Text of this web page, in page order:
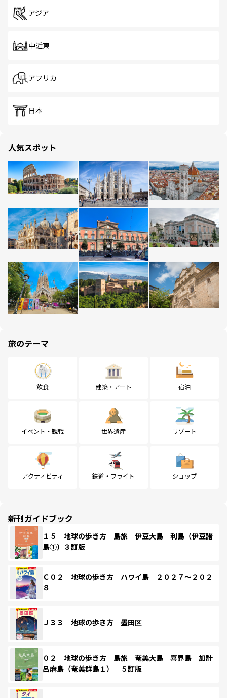
アジア
中近東
アフリカ
日本
人気スポット
旅のテーマ
飲食 建築・アート 宿泊
イベント・観戦 世界遺産 リゾート
アクティビティ 鉄道・フライト ショップ
新刊ガイドブック
１５ 地球の歩き方 島旅 伊豆大島 利島（伊豆諸
島①）３訂版
Ｃ０２ 地球の歩き方 ハワイ島 ２０２７～２０２
８
Ｊ３３ 地球の歩き方 墨田区
０２ 地球の歩き方 島旅 奄美大島 喜界島 加計
呂麻島（奄美群島１） ５訂版